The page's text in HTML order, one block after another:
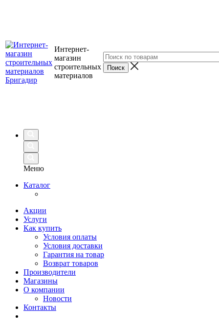
Интернет-
магазин
строительных
материалов
Меню
Каталог
Акции
Услуги
Как купить
Условия оплаты
Условия доставки
Гарантия на товар
Возврат товаров
Производители
Магазины
О компании
Новости
Контакты